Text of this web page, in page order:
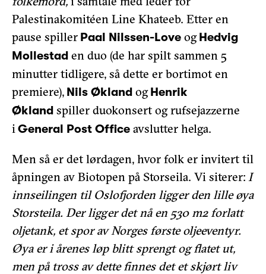
Palestinakomitéen Line Khateeb. Etter en
pause spiller Paal Nilssen-Love ogHedvig
Mollestad en duo (de har spilt sammen 5
minutter tidligere, så dette er bortimot en
premiere), Nils Økland ogHenrik
Økland spiller duokonsert og rufsejazzerne
i General Post Office avslutter helga.
Men så er det lørdagen, hvor folk er invitert til
åpningen av Biotopen på Storseila. Vi siterer: I
innseilingen til Oslofjorden ligger den lille øya
Storsteila. Der ligger det nå en 530 m2 forlatt
oljetank, et spor av Norges første oljeeventyr.
Øya er i årenes løp blitt sprengt og flatet ut,
men på tross av dette finnes det et skjørt liv